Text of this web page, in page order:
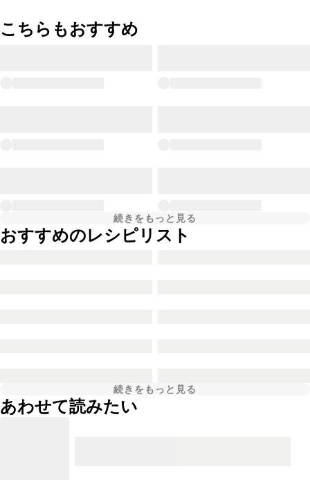
こちらもおすすめ
続きをもっと見る
おすすめのレシピリスト
続きをもっと見る
あわせて読みたい